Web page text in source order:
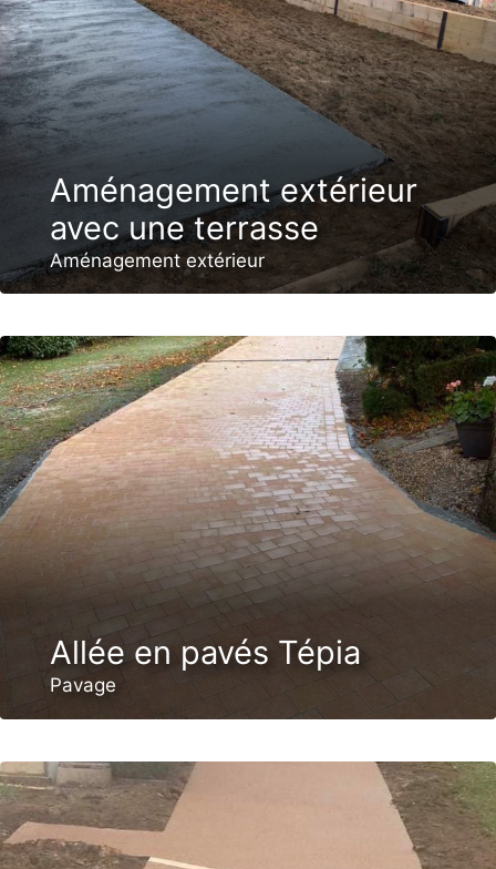
Aménagement extérieur
avec une terrasse
Aménagement extérieur
Allée en pavés Tépia
Pavage